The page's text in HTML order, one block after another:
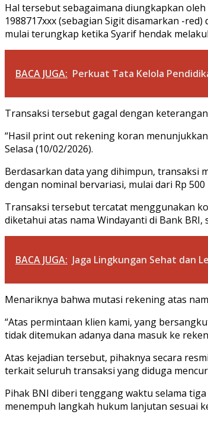
Hal tersebut sebagaimana diungkapkan
1988717xxx (sebagian Sigit disamarkan -
mulai terungkap ketika Syarif hendak
BACA JUGA: Perkuat Tata Kelola
Transaksi tersebut gagal dengan
“Hasil print out rekening koran
Selasa (10/02/2026).
Berdasarkan data yang dihimpun, transaksi
dengan nominal bervariasi, mulai dari Rp
Transaksi tersebut tercatat menggunakan
diketahui atas nama Windayanti di Bank
BACA JUGA: Jaga Lingkungan Sehat dan
Menariknya bahwa mutasi rekening atas
“Atas permintaan klien kami, yang
tidak ditemukan adanya dana masuk ke
Atas kejadian tersebut, pihaknya secara
terkait seluruh transaksi yang diduga
Pihak BNI diberi tenggang waktu selama
menempuh langkah hukum lanjutan sesuai